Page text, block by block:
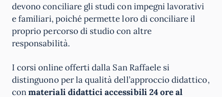
devono conciliare gli studi con impegni lavorativi
e familiari, poiché permette loro di conciliare il
proprio percorso di studio con altre
responsabilità.
I corsi online offerti dalla San Raffaele si
distinguono per la qualità dell’approccio didattico,
conmateriali didattici accessibili 24 ore al